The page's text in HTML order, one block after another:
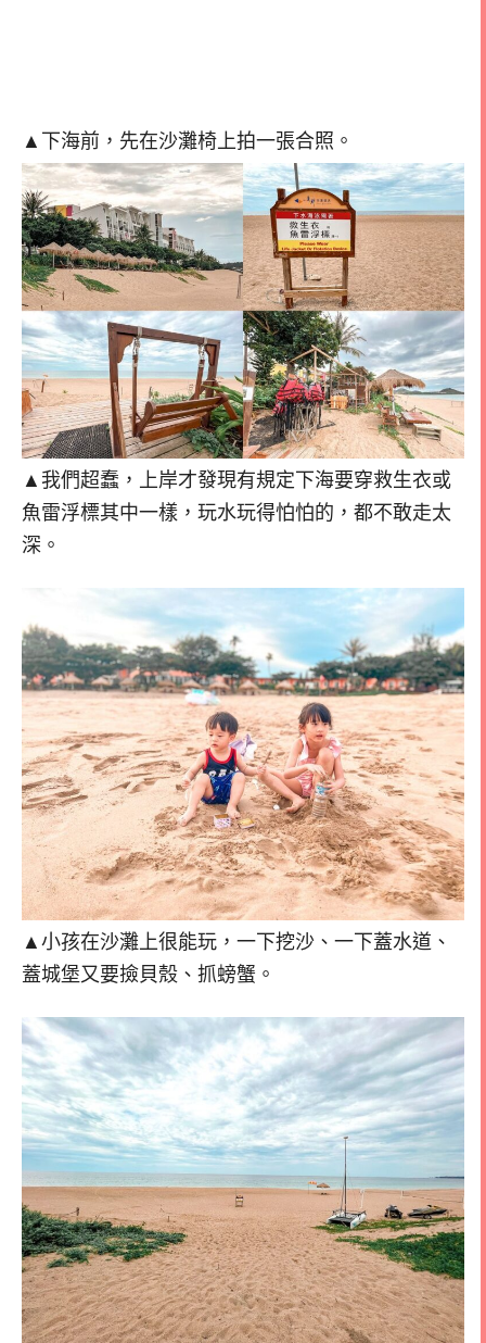
▲下海前，先在沙灘椅上拍一張合照。
▲我們超蠢，上岸才發現有規定下海要穿救生衣或
魚雷浮標其中一樣，玩水玩得怕怕的，都不敢走太
深。
▲小孩在沙灘上很能玩，一下挖沙、一下蓋水道、
蓋城堡又要撿貝殼、抓螃蟹。